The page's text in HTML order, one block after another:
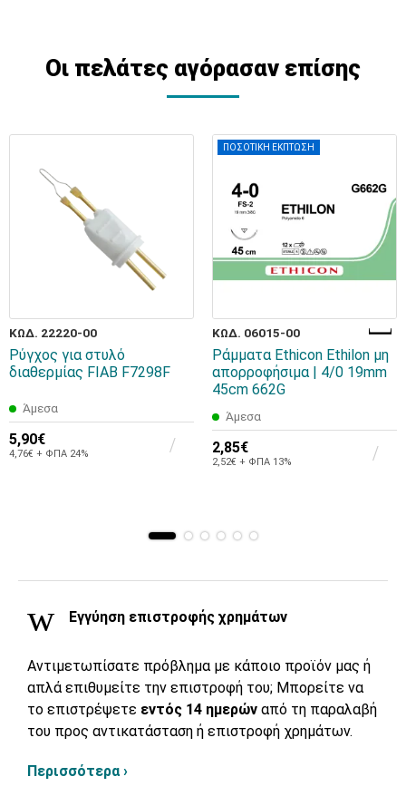
Οι πελάτες αγόρασαν επίσης
ΚΩΔ. 22220-00
Ρύγχος για στυλό
διαθερμίας FIAB F7298F
Άμεσα
5,90€
4,76€ + ΦΠΑ 24%
ΠΟΣΟΤΙΚΗ ΕΚΠΤΩΣΗ
ΚΩΔ. 06015-00
Ράμματα Ethicon Ethilon μη
απορροφήσιμα | 4/0 19mm
45cm 662G
Άμεσα
2,85€
2,52€ + ΦΠΑ 13%
Εγγύηση επιστροφής χρημάτων
Αντιμετωπίσατε πρόβλημα με κάποιο προϊόν μας ή
απλά επιθυμείτε την επιστροφή του; Μπορείτε να
το επιστρέψετε εντός 14 ημερών από τη παραλαβή
του προς αντικατάσταση ή επιστροφή χρημάτων.
Περισσότερα ›